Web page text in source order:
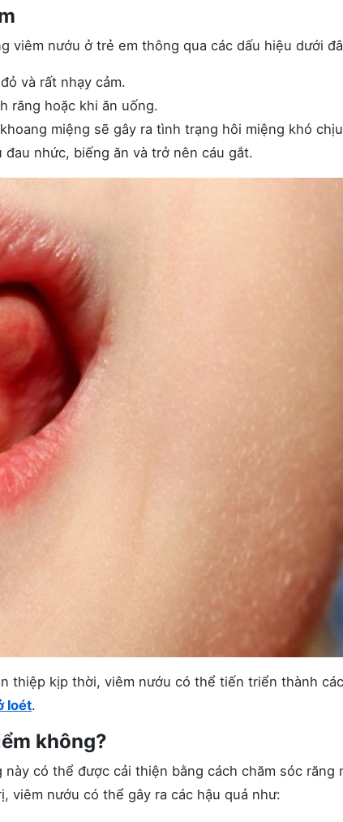
viêm nướu ở trẻ em thông qua các dấu hiệu dưới
và rất nhạy cảm.
răng hoặc khi ăn uống.
miệng sẽ gây ra tình trạng hôi miệng khó
đau nhức, biếng ăn và trở nên cáu gắt.
thiệp kịp thời, viêm nướu có thể tiến triển thành
loét.
không?
có thể được cải thiện bằng cách chăm sóc răng
viêm nướu có thể gây ra các hậu quả như: